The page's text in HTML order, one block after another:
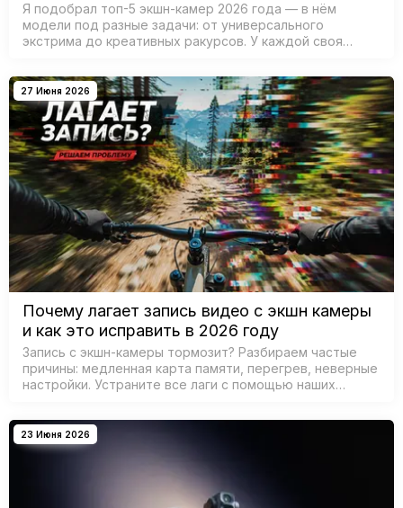
Я подобрал топ-5 экшн-камер 2026 года — в нём
модели под разные задачи: от универсального
экстрима до креативных ракурсов. У каждой своя
как вы чаще снимаете, а потом выбирать
27 Июня 2026
Почему лагает запись видео с экшн камеры
и как это исправить в 2026 году
Запись с экшн-камеры тормозит? Разбираем частые
причины: медленная карта памяти, перегрев, неверные
настройки. Устраните все лаги с помощью наших
23 Июня 2026